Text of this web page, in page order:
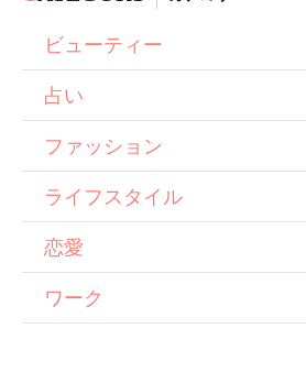
ビューティー
占い
ファッション
ライフスタイル
恋愛
ワーク